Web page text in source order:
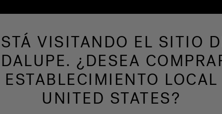
de hidromasaje Más productos Nuestra
VISITANDO EL SITIO
¿DESEA
LOCAL
UNITED STATES?